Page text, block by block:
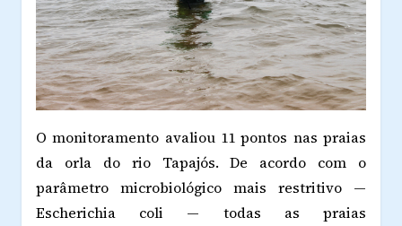
O monitoramento avaliou 11 pontos nas praias
da orla do rio Tapajós. De acordo com o
parâmetro microbiológico mais restritivo —
Escherichia coli — todas as praias